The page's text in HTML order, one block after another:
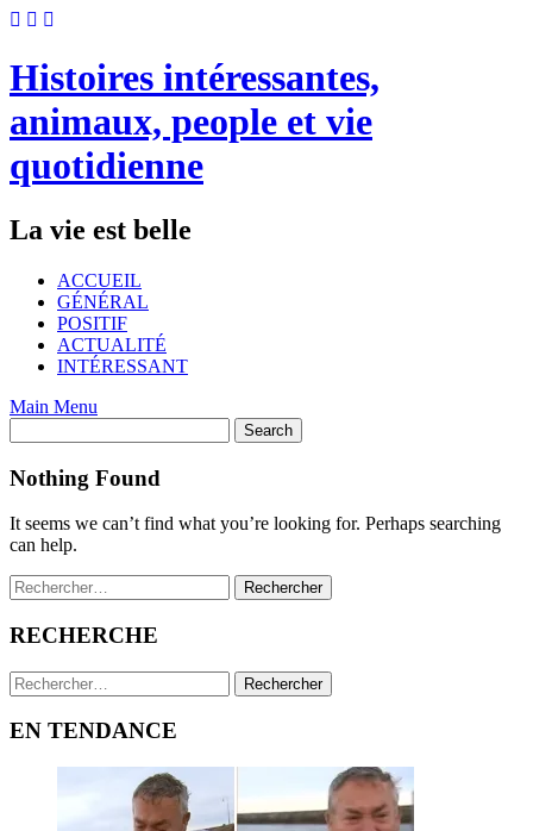
Skip
content
Histoires intéressantes,
animaux, people et vie
quotidienne
La vie est belle
ACCUEIL
GÉNÉRAL
POSITIF
ACTUALITÉ
INTÉRESSANT
Main Menu
Nothing Found
It seems we can’t find what you’re looking for. Perhaps searching
can help.
Rechercher :
RECHERCHE
Rechercher :
EN TENDANCE